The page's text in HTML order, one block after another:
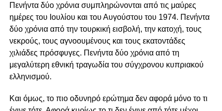
Η αυτονομία αυτή δεν συνεπάγεται πολιτική
ουδετερότητα. Μια οργάνωση μπορεί θεμιτά να
υποστηρίζει περιβαλλοντικές πολιτικές, κοινωνικά
δικαιώματα, θεσμικές μεταρρυθμίσεις ή συγκεκριμένες
νομοθετικές παρεμβάσεις. Μπορεί επίσης να ασκεί κριτική
στην κυβέρνηση, να συνεργάζεται με αιρετούς
εκπροσώπους ή να συμμετέχει σε διαδικασίες δημόσιας
ανοικτή, συμπεριληπτική και αποτελεσματική συμμετοχή
Πενήντα δύο χρόνια συμπληρώνονται από τις μαύρες
ημέρες του Ιουλίου και του Αυγούστου του 1974. Πενήντα
δύο χρόνια από την τουρκική εισβολή, την κατοχή, τους
νεκρούς, τους αγνοουμένους και τους εκατοντάδες
χιλιάδες πρόσφυγες. Πενήντα δύο χρόνια από τη
μεγαλύτερη εθνική τραγωδία του σύγχρονου κυπριακού
ελληνισμού.
Και όμως, το πιο οδυνηρό ερώτημα δεν αφορά μόνο το τι